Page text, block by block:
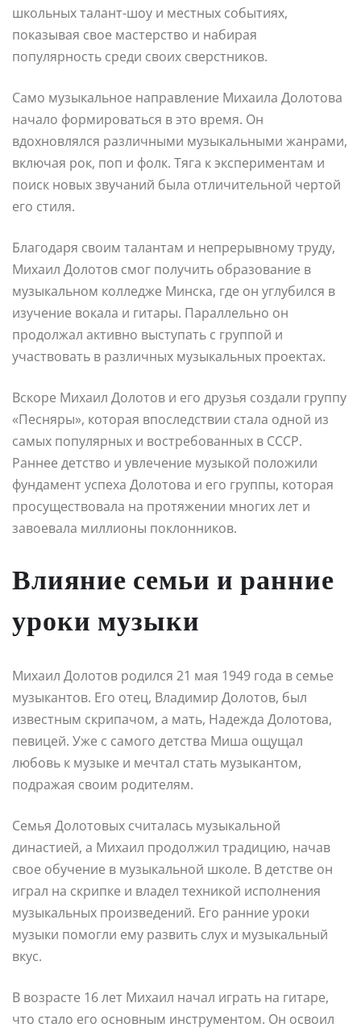
школьных талант-шоу и местных событиях,
показывая свое мастерство и набирая
популярность среди своих сверстников.
Само музыкальное направление Михаила Долотова
начало формироваться в это время. Он
вдохновлялся различными музыкальными жанрами,
включая рок, поп и фолк. Тяга к экспериментам и
поиск новых звучаний была отличительной чертой
его стиля.
Благодаря своим талантам и непрерывному труду,
Михаил Долотов смог получить образование в
музыкальном колледже Минска, где он углубился в
изучение вокала и гитары. Параллельно он
продолжал активно выступать с группой и
участвовать в различных музыкальных проектах.
Вскоре Михаил Долотов и его друзья создали группу
«Песняры», которая впоследствии стала одной из
самых популярных и востребованных в СССР.
Раннее детство и увлечение музыкой положили
фундамент успеха Долотова и его группы, которая
просуществовала на протяжении многих лет и
завоевала миллионы поклонников.
Влияние семьи и ранние
уроки музыки
Михаил Долотов родился 21 мая 1949 года в семье
музыкантов. Его отец, Владимир Долотов, был
известным скрипачом, а мать, Надежда Долотова,
певицей. Уже с самого детства Миша ощущал
любовь к музыке и мечтал стать музыкантом,
подражая своим родителям.
Семья Долотовых считалась музыкальной
династией, а Михаил продолжил традицию, начав
свое обучение в музыкальной школе. В детстве он
играл на скрипке и владел техникой исполнения
музыкальных произведений. Его ранние уроки
музыки помогли ему развить слух и музыкальный
вкус.
В возрасте 16 лет Михаил начал играть на гитаре,
что стало его основным инструментом. Он освоил